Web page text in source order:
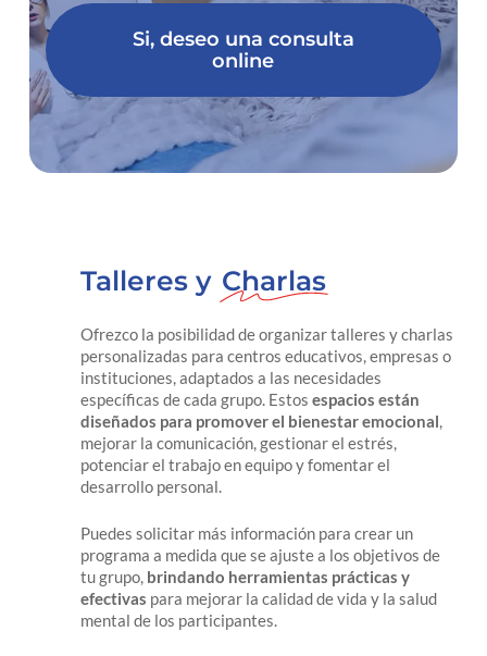
Si, deseo una consulta
online
Talleres y Charlas
Ofrezco la posibilidad de organizar talleres y charlas
personalizadas para centros educativos, empresas o
instituciones, adaptados a las necesidades
específicas de cada grupo. Estosespacios están
diseñados para promover el bienestar emocional,
mejorar la comunicación, gestionar el estrés,
potenciar el trabajo en equipo y fomentar el
desarrollo personal.
Puedes solicitar más información para crear un
programa a medida que se ajuste a los objetivos de
tu grupo, brindando herramientas prácticas y
efectivas para mejorar la calidad de vida y la salud
mental de los participantes.